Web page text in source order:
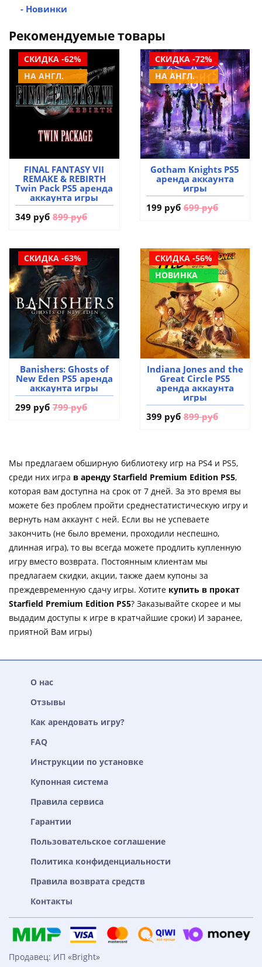
- Новинки
Рекомендуемые товары
СКИДКА -62%
НА АНГЛ.
FINAL FANTASY VII
REMAKE & REBIRTH
Twin Pack PS5 аренда
аккаунта игры
349 руб 899 руб
СКИДКА -72%
НА АНГЛ.
Gotham Knights PS5
аренда аккаунта
игры
199 руб 699 руб
СКИДКА -63%
Banishers: Ghosts of
New Eden PS5 аренда
аккаунта игры
299 руб 799 руб
СКИДКА -56%
НОВИНКА
Indiana Jones and the
Great Circle PS5
аренда аккаунта
игры
399 руб 899 руб
Мы предлагаем обширную библиотеку игр на PS4 и PS5,
среди них игра в аренду Starfield Premium Edition PS5,
которая вам доступна на срок от 7 дней. За это время вы
можете без проблем пройти среднестатистическую игру и
вернуть нам аккаунт с ней. Если вы не успеваете
закончить (не было времени, проходили неспешно,
длинная игра), то вы всегда можете продлить купленную
игру вместо возврата. Постоянным клиентам мы
предлагаем скидки, акции, также даем купоны за
преждевременную сдачу игры. Хотите купить в прокат
Starfield Premium Edition PS5? Заказывайте скорее и мы
выдадим доступы к игре в кратчайшие сроки) И заранее,
приятной Вам игры)
О нас
Отзывы
Как арендовать игру?
FAQ
Инструкции по установке
Купонная система
Правила сервиса
Гарантии
Пользовательское соглашение
Политика конфиденциальности
Правила возврата средств
Контакты
Продавец: ИП «Bright»